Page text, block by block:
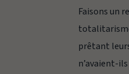
Faisons un
prêtant
n’avaient-